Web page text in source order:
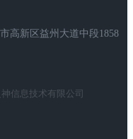
高新区益州大道中段1858
信息技术有限公司